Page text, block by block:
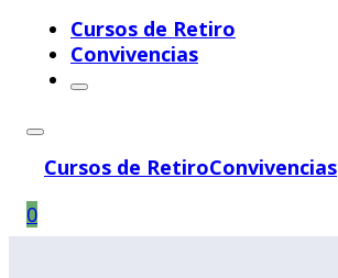
Cursos de Retiro
Convivencias
Cursos de RetiroConvivencias
0